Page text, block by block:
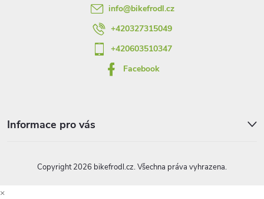
p
info@bikefrodl.cz
+420327315049
+420603510347
Facebook
Informace pro vás
Copyright 2026 bikefrodl.cz. Všechna práva vyhrazena.
×